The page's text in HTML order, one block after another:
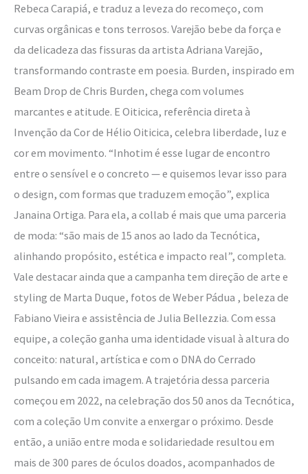
Rebeca Carapiá, e traduz a leveza do recomeço, com
curvas orgânicas e tons terrosos. Varejão bebe da força e
da delicadeza das fissuras da artista Adriana Varejão,
transformando contraste em poesia. Burden, inspirado em
Beam Drop de Chris Burden, chega com volumes
marcantes e atitude. E Oiticica, referência direta à
Invenção da Cor de Hélio Oiticica, celebra liberdade, luz e
cor em movimento. “Inhotim é esse lugar de encontro
entre o sensível e o concreto — e quisemos levar isso para
o design, com formas que traduzem emoção”, explica
Janaina Ortiga. Para ela, a collab é mais que uma parceria
de moda: “são mais de 15 anos ao lado da Tecnótica,
alinhando propósito, estética e impacto real”, completa.
Vale destacar ainda que a campanha tem direção de arte e
styling de Marta Duque, fotos de Weber Pádua , beleza de
Fabiano Vieira e assistência de Julia Bellezzia. Com essa
equipe, a coleção ganha uma identidade visual à altura do
conceito: natural, artística e com o DNA do Cerrado
pulsando em cada imagem. A trajetória dessa parceria
começou em 2022, na celebração dos 50 anos da Tecnótica,
com a coleção Um convite a enxergar o próximo. Desde
então, a união entre moda e solidariedade resultou em
mais de 300 pares de óculos doados, acompanhados de